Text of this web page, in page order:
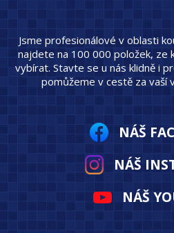
Jsme profesionálové v oblasti
najdete na 100 000 položek, ze
vybírat. Stavte se u nás klidně i
pomůžeme v cestě za vaší
NÁŠ
NÁŠ
NÁŠ